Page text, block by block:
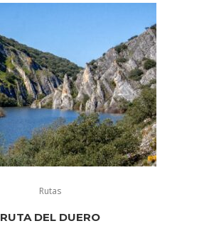
Rutas
RUTA DEL DUERO